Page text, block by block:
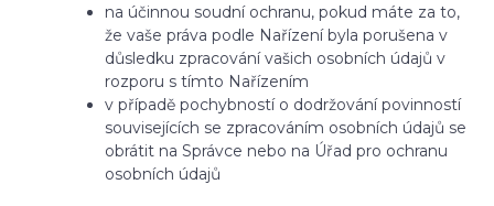
na účinnou soudní ochranu, pokud máte za to,
že vaše práva podle Nařízení byla porušena v
důsledku zpracování vašich osobních údajů v
rozporu s tímto Nařízením
v případě pochybností o dodržování povinností
souvisejících se zpracováním osobních údajů se
obrátit na Správce nebo na Úřad pro ochranu
osobních údajů